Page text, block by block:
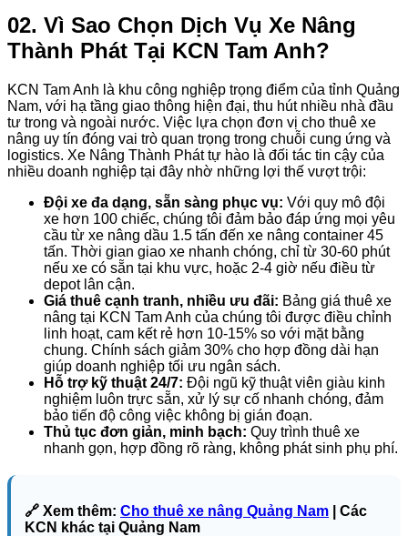
02. Vì Sao Chọn Dịch Vụ Xe Nâng
Thành Phát Tại KCN Tam Anh?
KCN Tam Anh là khu công nghiệp trọng điểm của tỉnh Quảng
Nam, với hạ tầng giao thông hiện đại, thu hút nhiều nhà đầu
tư trong và ngoài nước. Việc lựa chọn đơn vị cho thuê xe
nâng uy tín đóng vai trò quan trọng trong chuỗi cung ứng và
logistics. Xe Nâng Thành Phát tự hào là đối tác tin cậy của
nhiều doanh nghiệp tại đây nhờ những lợi thế vượt trội:
Đội xe đa dạng, sẵn sàng phục vụ: Với quy mô đội
xe hơn 100 chiếc, chúng tôi đảm bảo đáp ứng mọi yêu
cầu từ xe nâng dầu 1.5 tấn đến xe nâng container 45
tấn. Thời gian giao xe nhanh chóng, chỉ từ 30-60 phút
nếu xe có sẵn tại khu vực, hoặc 2-4 giờ nếu điều từ
depot lân cận.
Giá thuê cạnh tranh, nhiều ưu đãi: Bảng giá thuê xe
nâng tại KCN Tam Anh của chúng tôi được điều chỉnh
linh hoạt, cam kết rẻ hơn 10-15% so với mặt bằng
chung. Chính sách giảm 30% cho hợp đồng dài hạn
giúp doanh nghiệp tối ưu ngân sách.
Hỗ trợ kỹ thuật 24/7: Đội ngũ kỹ thuật viên giàu kinh
nghiệm luôn trực sẵn, xử lý sự cố nhanh chóng, đảm
bảo tiến độ công việc không bị gián đoạn.
Thủ tục đơn giản, minh bạch: Quy trình thuê xe
nhanh gọn, hợp đồng rõ ràng, không phát sinh phụ phí.
🔗 Xem thêm: Cho thuê xe nâng Quảng Nam | Các
KCN khác tại Quảng Nam